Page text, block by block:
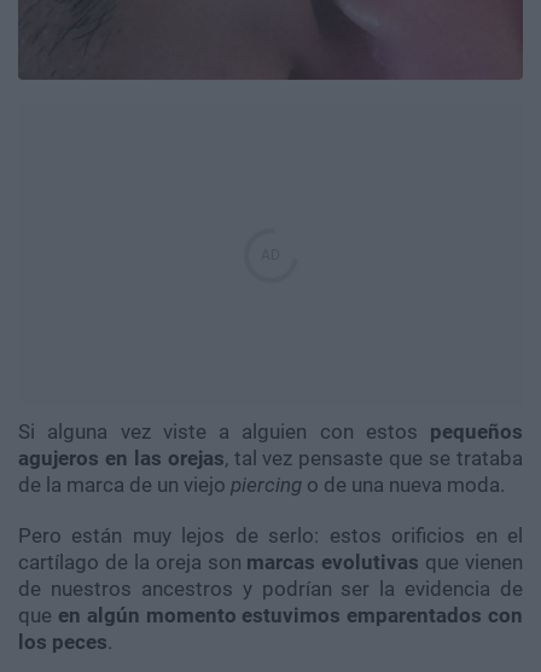
Si alguna vez viste a alguien con estos pequeños
agujeros en las orejas, tal vez pensaste que se trataba
de la marca de un viejo piercing o de una nueva moda.
Pero están muy lejos de serlo: estos orificios en el
cartílago de la oreja son marcas evolutivas que vienen
de nuestros ancestros y podrían ser la evidencia de
que en algún momento estuvimos emparentados con
los peces.